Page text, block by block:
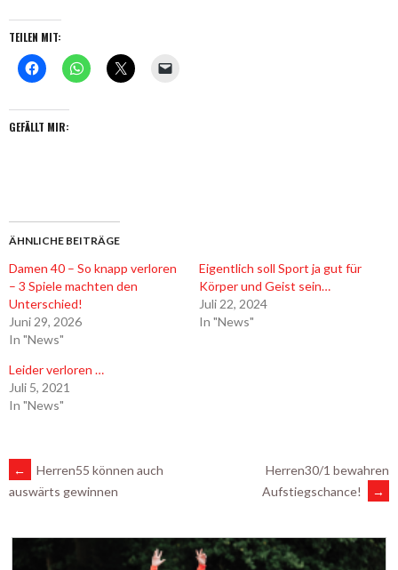
TEILEN MIT:
GEFÄLLT MIR:
ÄHNLICHE BEITRÄGE
Damen 40 – So knapp verloren
– 3 Spiele machten den
Unterschied!
Juni 29, 2026
In "News"
Eigentlich soll Sport ja gut für
Körper und Geist sein…
Juli 22, 2024
In "News"
Leider verloren …
Juli 5, 2021
In "News"
ARTIKEL-
NAVIGATION
←
Herren55 können auch
auswärts gewinnen
Herren30/1 bewahren
Aufstiegschance!
→